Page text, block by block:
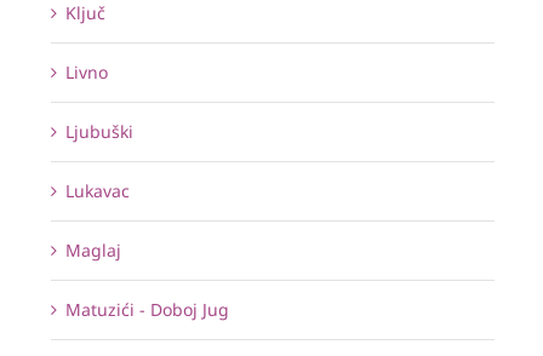
Ključ
Livno
Ljubuški
Lukavac
Maglaj
Matuzići - Doboj Jug